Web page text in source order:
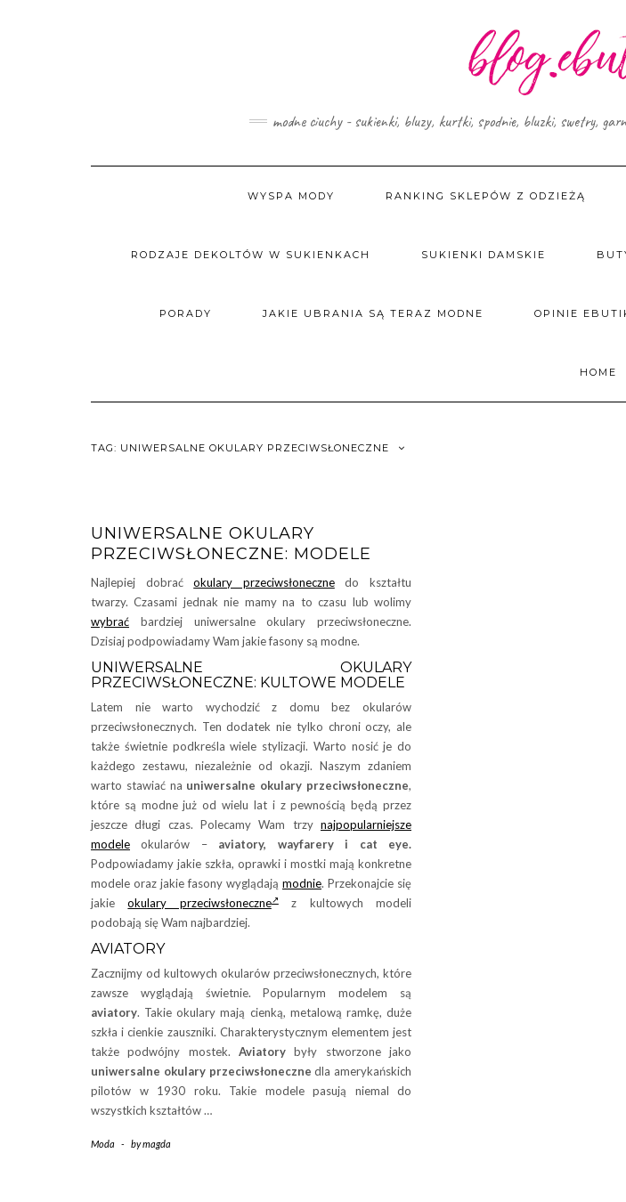
modne ciuchy - sukienki, bluzy, kurtki, spodnie, bluzki, swetry,
WYSPA MODY RANKING SKLEPÓW Z ODZIEŻĄ
RODZAJE DEKOLTÓW W SUKIENKACH SUKIENKI DAMSKIE
PORADY JAKIE UBRANIA SĄ TERAZ MODNE OPINIE
HOME
TAG: UNIWERSALNE OKULARY PRZECIWSŁONECZNE
UNIWERSALNE OKULARY
PRZECIWSŁONECZNE: MODELE
Najlepiej dobraćokulary przeciwsłonecznedo kształtu
twarzy. Czasami jednak nie mamy na to czasu lub wolimy
wybrać bardziej uniwersalne okulary przeciwsłoneczne.
Dzisiaj podpowiadamy Wam jakie fasony są modne.
UNIWERSALNE OKULARY
PRZECIWSŁONECZNE: KULTOWE MODELE
Latem nie warto wychodzić z domu bez okularów
przeciwsłonecznych. Ten dodatek nie tylko chroni oczy, ale
także świetnie podkreśla wiele stylizacji. Warto nosić je do
każdego zestawu, niezależnie od okazji. Naszym zdaniem
warto stawiać na uniwersalne okulary przeciwsłoneczne,
które są modne już od wielu lat i z pewnością będą przez
jeszcze długi czas. Polecamy Wam trzy najpopularniejsze
modele okularów – aviatory, wayfarery i cat eye.
Podpowiadamy jakie szkła, oprawki i mostki mają konkretne
modele oraz jakie fasony wyglądają modnie. Przekonajcie się
jakieokulary przeciwsłoneczne z kultowych modeli
podobają się Wam najbardziej.
AVIATORY
Zacznijmy od kultowych okularów przeciwsłonecznych, które
zawsze wyglądają świetnie. Popularnym modelem są
aviatory. Takie okulary mają cienką, metalową ramkę, duże
szkła i cienkie zauszniki. Charakterystycznym elementem jest
także podwójny mostek. Aviatory były stworzone jako
uniwersalne okulary przeciwsłoneczne dla amerykańskich
pilotów w 1930 roku. Takie modele pasują niemal do
wszystkich kształtów …
Moda - bymagda